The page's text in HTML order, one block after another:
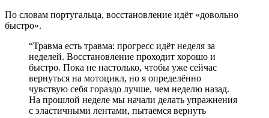
По словам португальца, восстановление идёт «довольно
быстро».
“Травма есть травма: прогресс идёт неделя за
неделей. Восстановление проходит хорошо и
быстро. Пока не настолько, чтобы уже сейчас
вернуться на мотоцикл, но я определённо
чувствую себя гораздо лучше, чем неделю назад.
На прошлой неделе мы начали делать упражнения
с эластичными лентами, пытаемся вернуть